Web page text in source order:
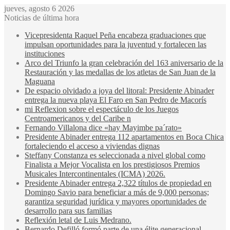
jueves, agosto 6 2026
Noticias de última hora
Vicepresidenta Raquel Peña encabeza graduaciones que
impulsan oportunidades para la juventud y fortalecen las
instituciones
Arco del Triunfo la gran celebración del 163 aniversario de la
Restauración y las medallas de los atletas de San Juan de la
Maguana
De espacio olvidado a joya del litoral: Presidente Abinader
entrega la nueva playa El Faro en San Pedro de Macorís
mi Reflexion sobre el espectáculo de los Juegos
Centroamericanos y del Caribe n
Fernando Villalona dice «hay Mayimbe pa´rato»
Presidente Abinader entrega 112 apartamentos en Boca Chica
fortaleciendo el acceso a viviendas dignas
Steffany Constanza es seleccionada a nivel global como
Finalista a Mejor Vocalista en los prestigiosos Premios
Musicales Intercontinentales (ICMA) 2026.
Presidente Abinader entrega 2,322 títulos de propiedad en
Domingo Savio para beneficiar a más de 9,000 personas;
garantiza seguridad jurídica y mayores oportunidades de
desarrollo para sus familias
Reflexión letal de Luis Medrano.